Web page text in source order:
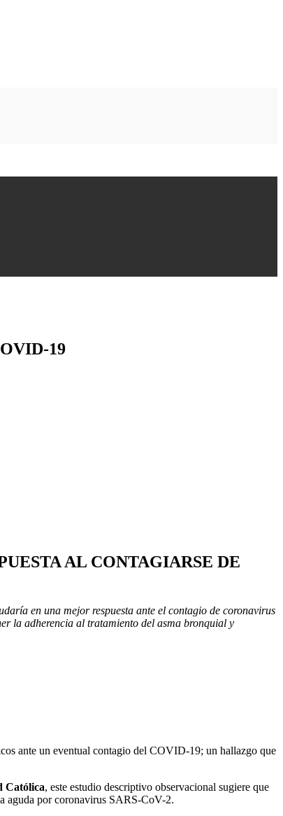
19
AL CONTAGIARSE DE
en una mejor respuesta ante el contagio de coronavirus
la adherencia al tratamiento del asma bronquial y
ante un eventual contagio del COVID-19; un hallazgo que
Católica, este estudio descriptivo observacional sugiere que
aguda por coronavirus SARS-CoV-2.